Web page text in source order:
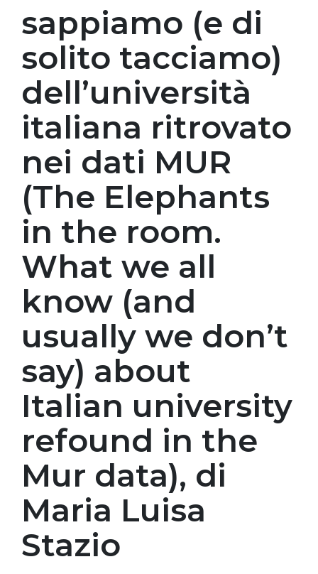
sappiamo (e di
solito tacciamo)
dell’università
italiana ritrovato
nei dati MUR
(The Elephants
in the room.
What we all
know (and
usually we don’t
say) about
Italian university
refound in the
Mur data), di
Maria Luisa
Stazio